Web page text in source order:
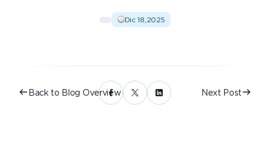
Dic 18,2025
Back to Blog Overview Next Post